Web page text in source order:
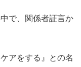
で、関係者証言か
アをする』との名